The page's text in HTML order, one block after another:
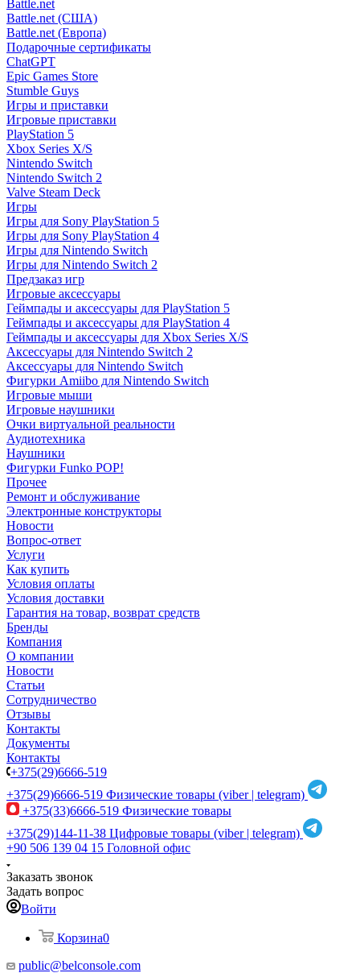
Battle.net
Battle.net (США)
Battle.net (Европа)
Подарочные сертификаты
ChatGPT
Epic Games Store
Stumble Guys
Игры и приставки
Игровые приставки
PlayStation 5
Xbox Series X/S
Nintendo Switch
Nintendo Switch 2
Valve Steam Deck
Игры
Игры для Sony PlayStation 5
Игры для Sony PlayStation 4
Игры для Nintendo Switch
Игры для Nintendo Switch 2
Предзаказ игр
Игровые аксессуары
Геймпады и аксессуары для PlayStation 5
Геймпады и аксессуары для PlayStation 4
Геймпады и аксессуары для Xbox Series X/S
Аксессуары для Nintendo Switch 2
Аксессуары для Nintendo Switch
Фигурки Amiibo для Nintendo Switch
Игровые мыши
Игровые наушники
Очки виртуальной реальности
Аудиотехника
Наушники
Фигурки Funko POP!
Прочее
Ремонт и обслуживание
Электронные конструкторы
Новости
Вопрос-ответ
Услуги
Как купить
Условия оплаты
Условия доставки
Гарантия на товар, возврат средств
Бренды
Компания
О компании
Новости
Статьи
Сотрудничество
Отзывы
Контакты
Документы
Контакты
+375(29)6666-519
+375(29)6666-519 Физические товары (viber | telegram)
+375(33)6666-519 Физические товары
+375(29)144-11-38 Цифровые товары (viber | telegram)
+90 506 139 04 15 Головной офис
Заказать звонок
Задать вопрос
Войти
Корзина0
public@belconsole.com